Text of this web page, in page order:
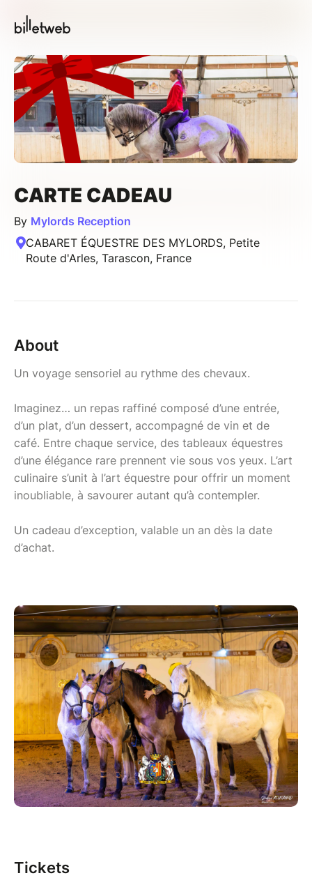
CARTE CADEAU
By Mylords Reception
CABARET ÉQUESTRE DES MYLORDS, Petite
Route d'Arles, Tarascon, France
About
Un voyage sensoriel au rythme des chevaux.
Imaginez… un repas raffiné composé d’une entrée,
d’un plat, d’un dessert, accompagné de vin et de
café. Entre chaque service, des tableaux équestres
d’une élégance rare prennent vie sous vos yeux. L’art
culinaire s’unit à l’art équestre pour offrir un moment
inoubliable, à savourer autant qu’à contempler.
Un cadeau d’exception, valable un an dès la date
d’achat.
Tickets